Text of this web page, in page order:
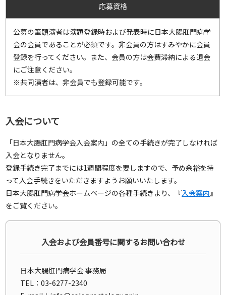
応募資格
公募の筆頭演者は演題登録時および発表時に日本大腸肛門病学
会の会員であることが必須です。非会員の方はすみやかに会員
登録を行ってください。また、会員の方は会費滞納による退会
にご注意ください。
※共同演者は、非会員でも登録可能です。
入会について
「日本大腸肛門病学会入会案内」の全ての手続きが完了しなければ
入会となりません。
登録手続き完了までには1週間程度を要しますので、予め余裕を持
って入会手続きをいただきますようお願いいたします。
日本大腸肛門病学会ホームページの各種手続きより、『入会案内 』
をご覧ください。
入会および会員番号に関するお問い合わせ
日本大腸肛門病学会 事務局
TEL：03-6277-2340